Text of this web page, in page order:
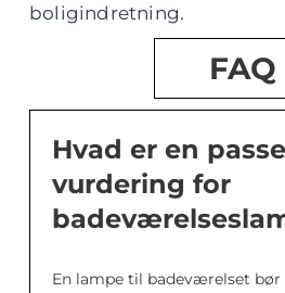
boligindretning.
FAQ
Hvad er en
vurdering for
En lampe til badeværelset bør